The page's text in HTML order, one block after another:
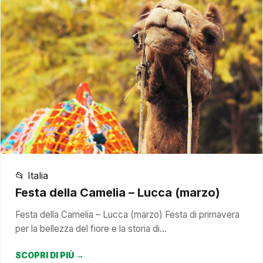
📂 Italia
Festa della Camelia – Lucca (marzo)
Festa della Camelia – Lucca (marzo) Festa di primavera
per la bellezza del fiore e la storia di…
SCOPRI DI PIÙ →